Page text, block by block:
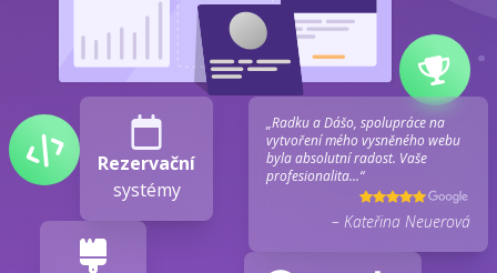
Rezervační
systémy
„Radku a Dášo, spolupráce na
vytvoření mého vysněného webu
byla absolutní radost. Vaše
profesionalita...“
– Kateřina Neuerová